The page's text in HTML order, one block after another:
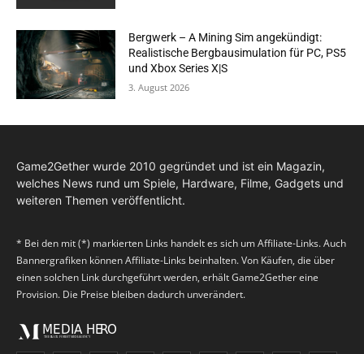
Bergwerk – A Mining Sim angekündigt:
Realistische Bergbausimulation für PC, PS5
und Xbox Series X|S
3. August 2026
Game2Gether wurde 2010 gegründet und ist ein Magazin,
welches News rund um Spiele, Hardware, Filme, Gadgets und
weiteren Themen veröffentlicht.
* Bei den mit (*) markierten Links handelt es sich um Affiliate-Links. Auch
Bannergrafiken können Affiliate-Links beinhalten. Von Käufen, die über
einen solchen Link durchgeführt werden, erhält Game2Gether eine
Provision. Die Preise bleiben dadurch unverändert.